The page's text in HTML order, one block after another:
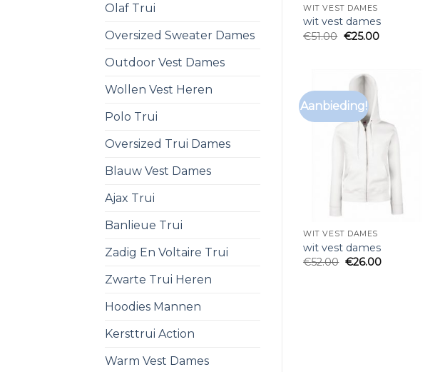
Olaf Trui
Oversized Sweater Dames
Outdoor Vest Dames
Wollen Vest Heren
Polo Trui
Oversized Trui Dames
Blauw Vest Dames
Ajax Trui
Banlieue Trui
Zadig En Voltaire Trui
Zwarte Trui Heren
Hoodies Mannen
Kersttrui Action
Warm Vest Dames
WIT VEST DAMES
wit vest dames
€51.00 €25.00
Aanbieding!
WIT VEST DAMES
wit vest dames
€52.00 €26.00